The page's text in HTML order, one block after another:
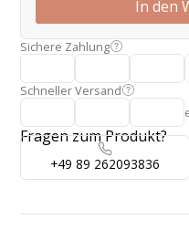
In den
Sichere Zahlung
Schneller Versand
Fragen zum Produkt?
+49 89 262093836